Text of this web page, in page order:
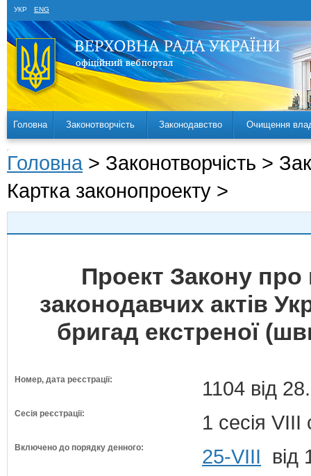
УКР ENG
Головна Законотворчість Законодавство Очищення
Головна > Законотворчість >
Картка законопроекту >
Проект Закону про
законодавчих актів
бригад екстреної
Номер, дата реєстрації: 1104 від
Сесія реєстрації: 1 сесія VIII
Включено до порядку денного: 25-VIII від